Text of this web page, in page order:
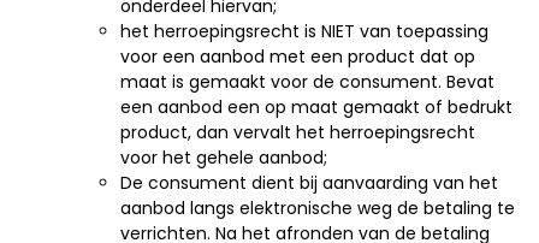
onderdeel hiervan;
het herroepingsrecht is NIET van toepassing
voor een aanbod met een product dat op
maat is gemaakt voor de consument. Bevat
een aanbod een op maat gemaakt of bedrukt
product, dan vervalt het herroepingsrecht
voor het gehele aanbod;
De consument dient bij aanvaarding van het
aanbod langs elektronische weg de betaling te
verrichten. Na het afronden van de betaling